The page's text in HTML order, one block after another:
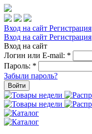
Вход на сайт Регистрация
Вход на сайт Регистрация
Вход на сайт
Логин или E-mail: *
Пароль: *
Забыли пароль?
Войти